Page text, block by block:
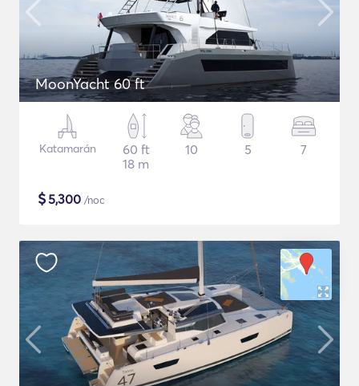
MoonYacht 60 ft
Katamarán
60 ft
18 m
10 5 7
$5,300 /noc